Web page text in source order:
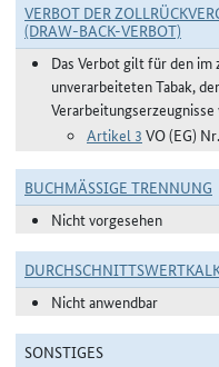
VERBOT DER
(DRAW-BACK-VERBOT)
Das Verbot gilt für den
unverarbeiteten Tabak,
Artikel 3 VO (EG)
BUCHMÄSSIGE TRENNUNG
Nicht vorgesehen
Nicht anwendbar
SONSTIGES